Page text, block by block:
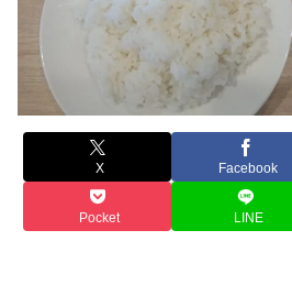
X Facebook
Pocket LINE